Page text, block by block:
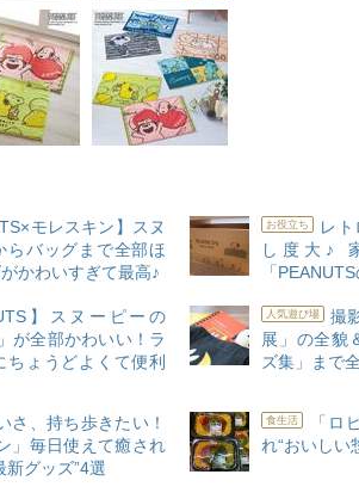
モレスキン】スヌ
らバッグまで全部ほ
かわいすぎて最高♪
お役立ち
レ
し度大♪
「
】スヌーピーの
が全部かわいい！ラ
ちょうどよくて便利
人気遊び場
撮
展」の全貌
ズ集」まで
さ、持ち歩きたい！
」毎日使えて癒され
新グッズ”4選
食生活
「ロ
れ“おいしい